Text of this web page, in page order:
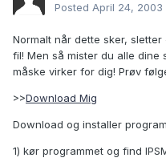
Posted April 24, 2003
Normalt når dette sker,
fil! Men så mister du alle dine
måske virker for dig! Prøv
>>Download Mig
Download og installer
1) kør programmet og find